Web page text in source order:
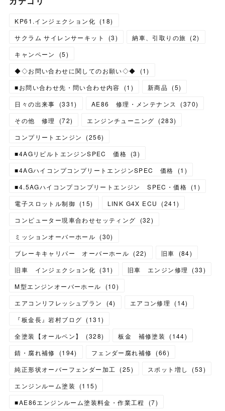
KP61.インジェクション化 (18)
サクラム サイレンサーキット
(3) 納車、引取りの旅 (2)
キャンペーン
(5)
◆◇お問い合わせに関してのお願い◇◆
(1)
■お問い合わせ先・問い合わせ内容
(1 ) 新商品 (5)
日々の出来事
(331) AE86 修理・メンテナンス (370)
その他 修理
(72) エンジンチューニング (283)
コンプリートエンジン
(256)
■4AGリビルトエンジンSPEC 価格 (3)
■4AGハイコンプコンプリートエンジンSPEC 価格
(1 )
■4.5AGハイコンプコンプリートエンジン SPEC・価格 (1 )
電子スロットル制御 (15) LINK G4X ECU (241)
コンピューター現車合わせセッティング
(32)
ミッションオーバーホール (30)
ブレーキキャリパー オーバーホール (22) 旧車 (84)
旧車 インジェクション化 (31) 旧車 エンジン修理 (33)
M型エンジンオーバーホール
(10)
エアコンリフレッシュプラン
(4) エアコン修理 (14)
『板金長』岩村ブログ (131)
全塗装【オールペン】
(328) 板金 補修塗装 (144)
錆・腐れ補修
(194) フェンダー腐れ補修 (66)
純正形状オーバーフェンダー加工
(25) スポット増し (53)
エンジンルーム塗装
(115)
■AE86エンジンルーム塗装料金・作業工程
(7)